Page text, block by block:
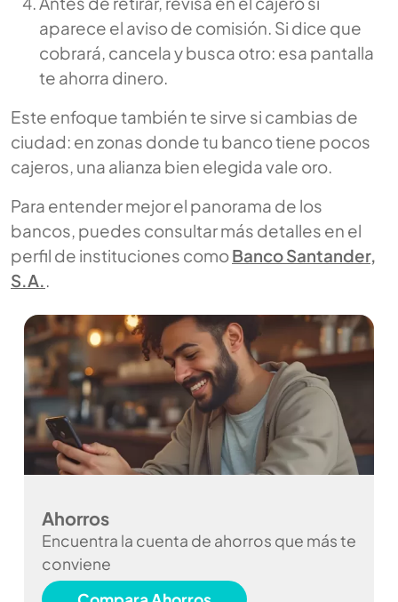
aparece el aviso de comisión. Si dice que
cobrará, cancela y busca otro: esa pantalla
te ahorra dinero.
Este enfoque también te sirve si cambias de
ciudad: en zonas donde tu banco tiene pocos
cajeros, una alianza bien elegida vale oro.
Para entender mejor el panorama de los
bancos, puedes consultar más detalles en el
perfil de instituciones comoBanco Santander,
S.A.
Ahorros
Encuentra la cuenta de ahorros que más te
conviene